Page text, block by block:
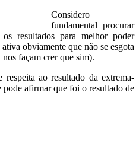
Considero
fundamental procurar
resultados para melhor poder
obviamente que não se esgota
façam crer que sim).
respeita ao resultado da extrema-
pode afirmar que foi o resultado de